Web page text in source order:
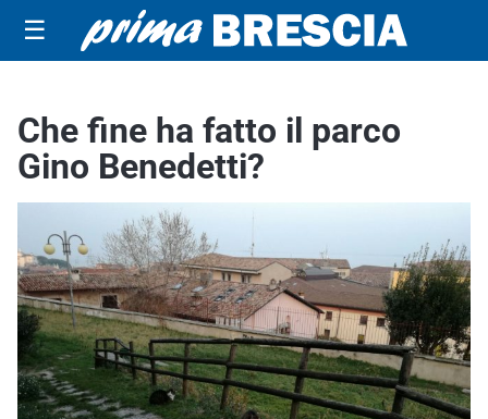
☰
Che fine ha fatto il parco
Gino Benedetti?